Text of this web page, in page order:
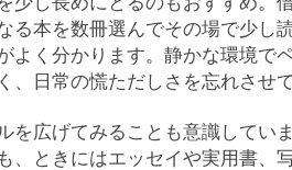
る本を数冊選んでその場で少し
よく分かります。静かな環境で
、日常の慌ただしさを忘れさせ
を広げてみることも意識してい
、ときにはエッセイや実用書、